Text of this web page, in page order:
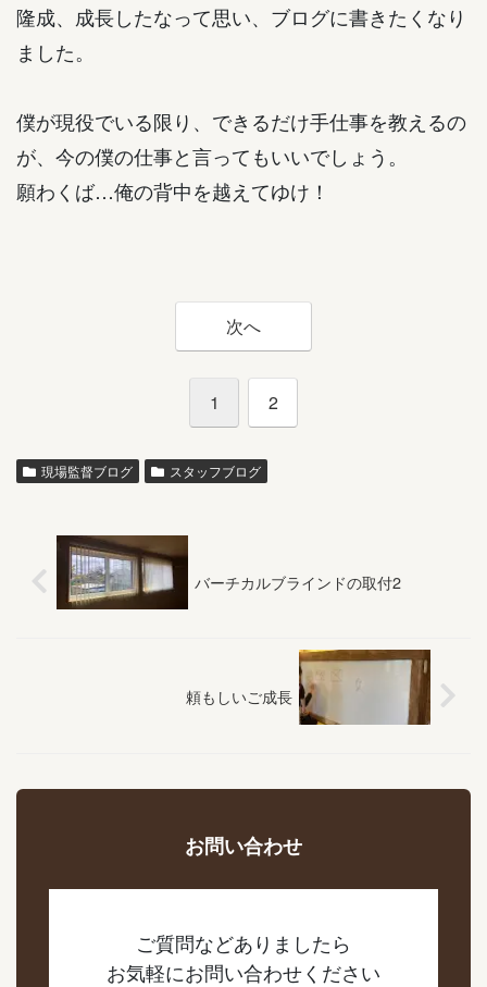
隆成、成長したなって思い、ブログに書きたくなり
ました。
僕が現役でいる限り、できるだけ手仕事を教えるの
が、今の僕の仕事と言ってもいいでしょう。
願わくば…俺の背中を越えてゆけ！
次へ
1 2
現場監督ブログ スタッフブログ
バーチカルブラインドの取付2
頼もしいご成長
お問い合わせ
ご質問などありましたら
お気軽にお問い合わせください